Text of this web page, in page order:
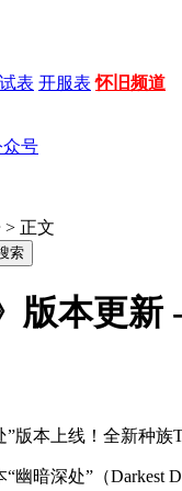
表 开服表 怀旧频道
众号
> 正文
版本更
”版本上线！全新种
幽暗深处”（Darkest